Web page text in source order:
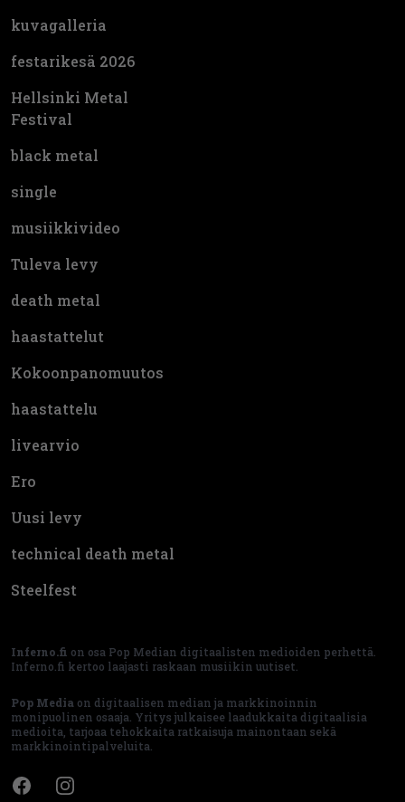
kuvagalleria
festarikesä 2026
Hellsinki Metal
Festival
black metal
single
musiikkivideo
Tuleva levy
death metal
haastattelut
Kokoonpanomuutos
haastattelu
livearvio
Ero
Uusi levy
technical death metal
Steelfest
Inferno.fi on osa Pop Median digitaalisten medioiden perhettä.
Inferno.fi kertoo laajasti raskaan musiikin uutiset.
Pop Media on digitaalisen median ja markkinoinnin
monipuolinen osaaja. Yritys julkaisee laadukkaita digitaalisia
medioita, tarjoaa tehokkaita ratkaisuja mainontaan sekä
markkinointipalveluita.
FacebookInstagram